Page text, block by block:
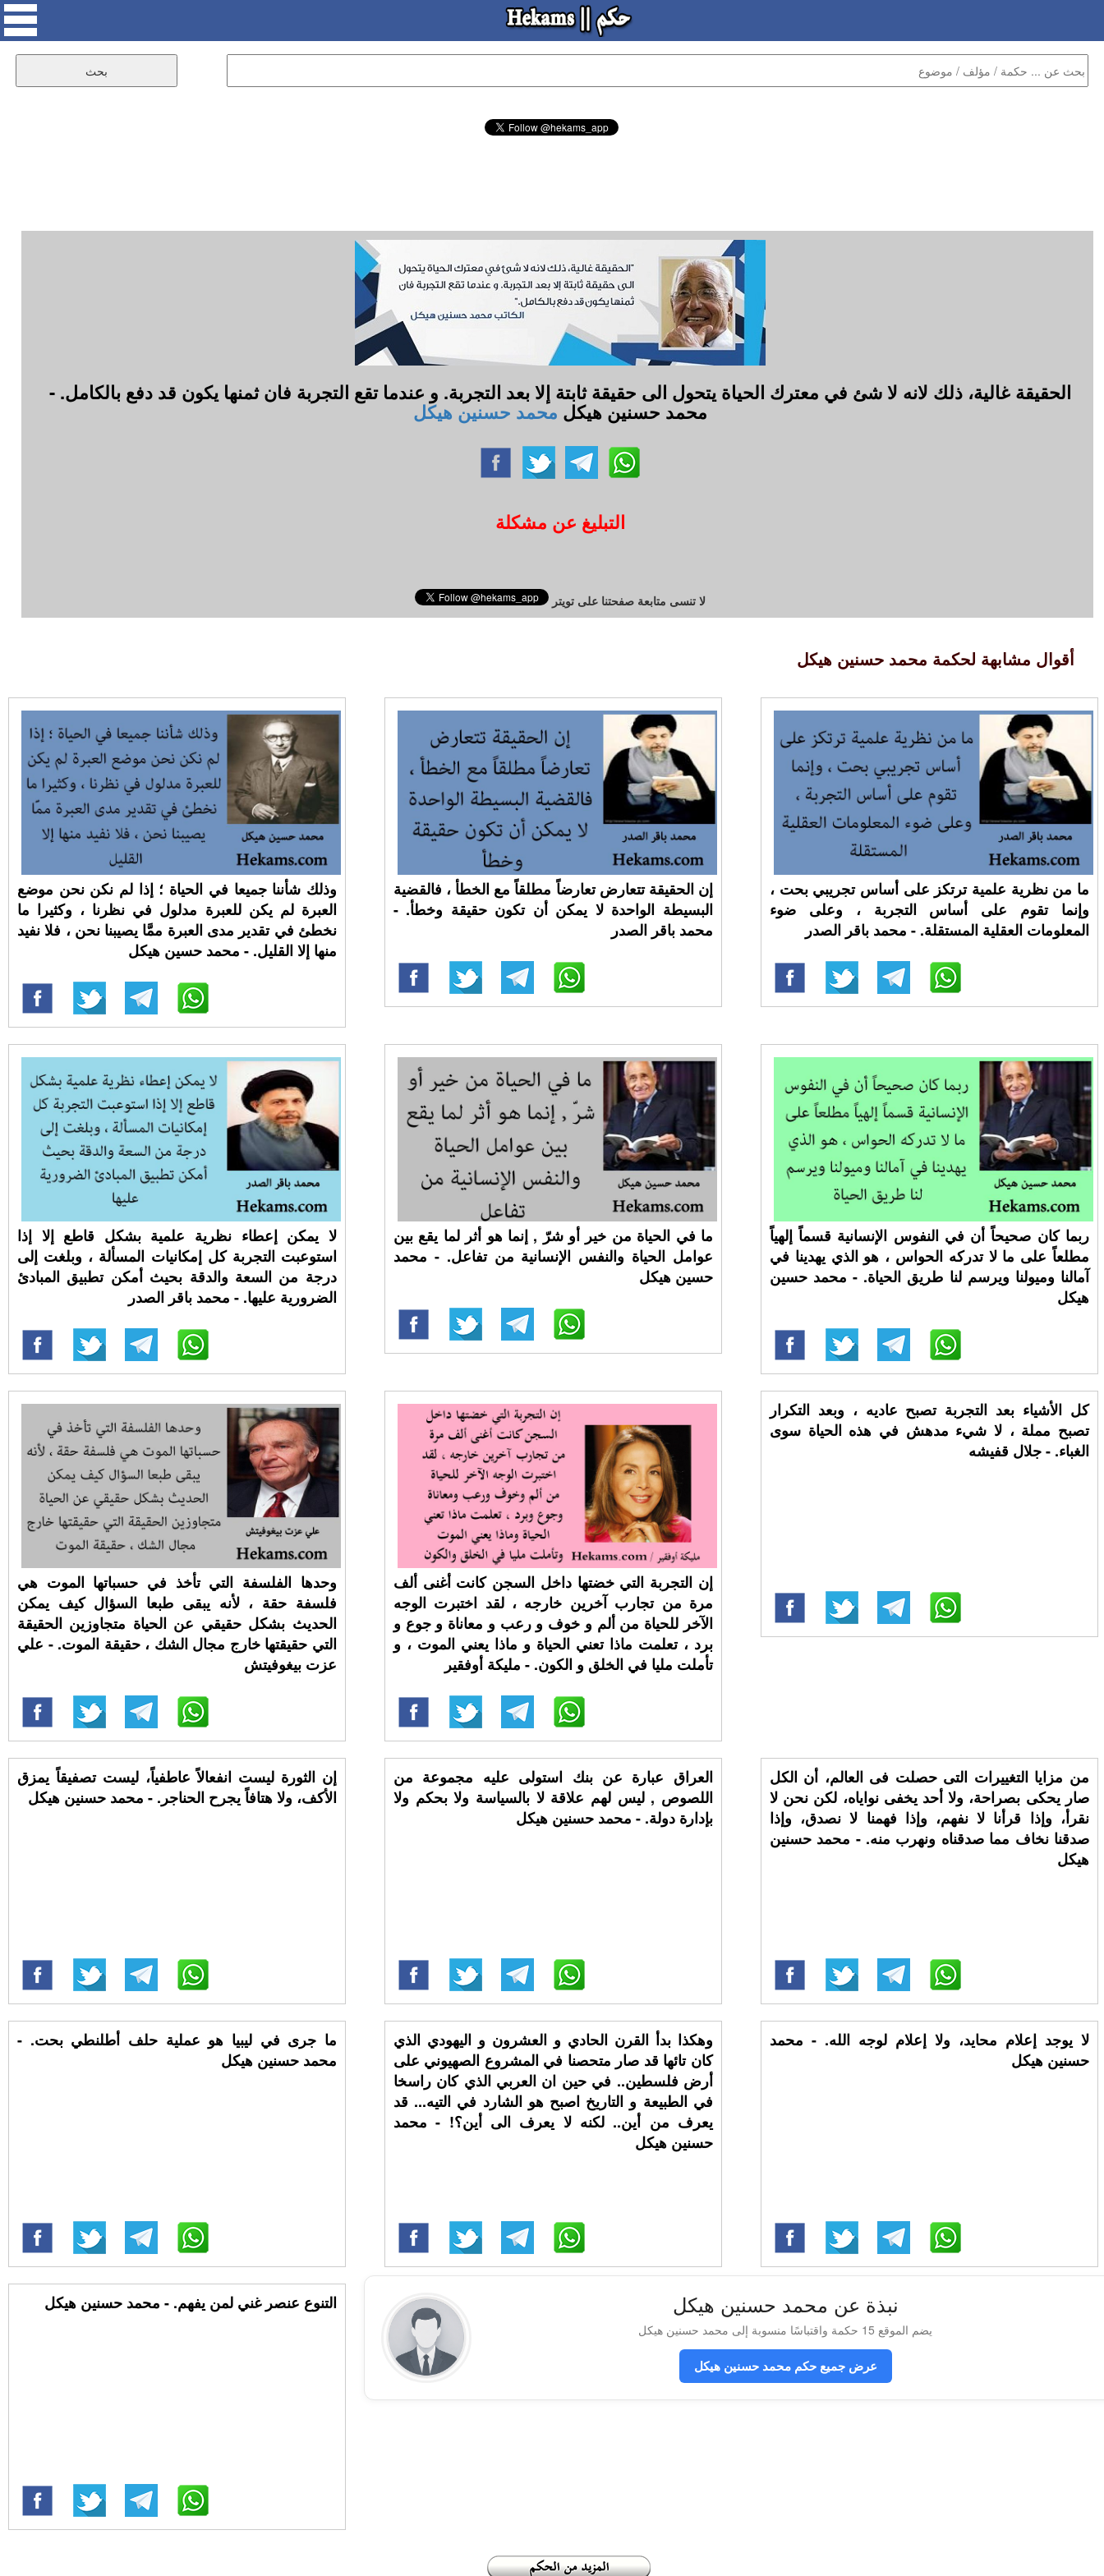
الحقيقة غالية، ذلك لانه لا شئ في معترك الحياة يتحول الى حقيقة ثابتة إلا بعد التجربة. و عندما تقع التجربة فان ثمنها يكون قد دفع بالكامل. -
محمد حسنين هيكل محمد حسنين هيكل
التبليغ عن مشكلة
لا تنسى متابعة صفحتنا على تويتر
أقوال مشابهة لحكمة محمد حسنين هيكل
وذلك شأننا جميعا في الحياة ؛ إذا لم نكن نحن موضع
العبرة لم يكن للعبرة مدلول في نظرنا ، وكثيرا ما
نخطئ في تقدير مدى العبرة ممَّا يصيبنا نحن ، فلا نفيد
منها إلا القليل. - محمد حسين هيكل
إن الحقيقة تتعارض تعارضاً مطلقاً مع الخطأ ، فالقضية
البسيطة الواحدة لا يمكن أن تكون حقيقة وخطأ. -
محمد باقر الصدر
ما من نظرية علمية ترتكز على أساس تجريبي بحت ،
وإنما تقوم على أساس التجربة ، وعلى ضوء
المعلومات العقلية المستقلة. - محمد باقر الصدر
لا يمكن إعطاء نظرية علمية بشكل قاطع إلا إذا
استوعبت التجربة كل إمكانيات المسألة ، وبلغت إلى
درجة من السعة والدقة بحيث أمكن تطبيق المبادئ
الضرورية عليها. - محمد باقر الصدر
ما في الحياة من خير أو شرّ , إنما هو أثر لما يقع بين
عوامل الحياة والنفس الإنسانية من تفاعل. - محمد
حسين هيكل
ربما كان صحيحاً أن في النفوس الإنسانية قسماً إلهياً
مطلعاً على ما لا تدركه الحواس ، هو الذي يهدينا في
آمالنا وميولنا ويرسم لنا طريق الحياة. - محمد حسين
هيكل
وحدها الفلسفة التي تأخذ في حسباتها الموت هي
فلسفة حقة ، لأنه يبقى طبعا السؤال كيف يمكن
الحديث بشكل حقيقي عن الحياة متجاوزين الحقيقة
التي حقيقتها خارج مجال الشك ، حقيقة الموت. - علي
عزت بيغوفيتش
إن التجربة التي خضتها داخل السجن كانت أغنى ألف
مرة من تجارب آخرين خارجه ، لقد اختبرت الوجه
الآخر للحياة من ألم و خوف و رعب و معاناة و جوع و
برد ، تعلمت ماذا تعني الحياة و ماذا يعني الموت ، و
تأملت مليا في الخلق و الكون. - مليكة أوفقير
كل الأشياء بعد التجربة تصبح عاديه ، وبعد التكرار
تصبح مملة ، لا شيء مدهش في هذه الحياة سوى
الغباء. - جلال قفيشه
إن الثورة ليست انفعالاً عاطفياً، ليست تصفيقاً يمزق
الأكف، ولا هتافاً يجرح الحناجر. - محمد حسنين هيكل
العراق عبارة عن بنك استولى عليه مجموعة من
اللصوص , ليس لهم علاقة لا بالسياسة ولا بحكم ولا
بإدارة دولة. - محمد حسنين هيكل
من مزايا التغييرات التى حصلت فى العالم، أن الكل
صار يحكى بصراحة، ولا أحد يخفى نواياه، لكن نحن لا
نقرأ، وإذا قرأنا لا نفهم، وإذا فهمنا لا نصدق، وإذا
صدقنا نخاف مما صدقناه ونهرب منه. - محمد حسنين
هيكل
ما جرى في ليبيا هو عملية حلف أطلنطي بحت. -
محمد حسنين هيكل
وهكذا بدأ القرن الحادي و العشرون و اليهودي الذي
كان تائها قد صار متحصنا في المشروع الصهيوني على
أرض فلسطين.. في حين ان العربي الذي كان راسخا
في الطبيعة و التاريخ اصبح هو الشارد في التيه... قد
يعرف من أين.. لكنه لا يعرف الى أين؟! - محمد
حسنين هيكل
لا يوجد إعلام محايد، ولا إعلام لوجه الله. - محمد
حسنين هيكل
التنوع عنصر غني لمن يفهم. - محمد حسنين هيكل نبذة عن محمد حسنين هيكل
يضم الموقع 15 حكمة واقتباسًا منسوبة إلى محمد حسنين هيكل
عرض جميع حكم محمد حسنين هيكل